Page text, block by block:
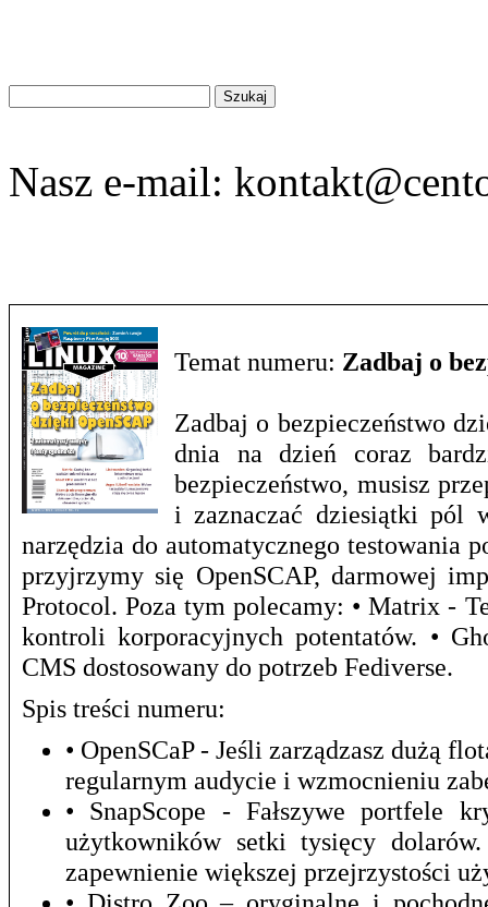
na
Nasz e-mail:
Temat numeru: Zadbaj o
Zadbaj o bezpieczeństwo
dnia na dzień coraz
bezpieczeństwo, musisz
i zaznaczać dziesiątki pól
narzędzia do automatycznego testowania
przyjrzymy się OpenSCAP, darmowej
Protocol. Poza tym polecamy: • Matrix -
kontroli korporacyjnych potentatów. •
CMS dostosowany do potrzeb Fediverse.
Spis treści numeru:
• OpenSCaP - Jeśli zarządzasz dużą
regularnym audycie i wzmocnieniu
• SnapScope - Fałszywe portfele
użytkowników setki tysięcy
zapewnienie większej przejrzystości